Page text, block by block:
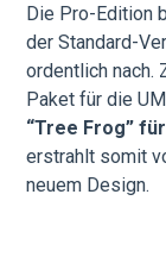
Die Pro-Edition
der Standard-
ordentlich nach.
Paket für die
“Tree Frog”
erstrahlt somit
neuem Design.